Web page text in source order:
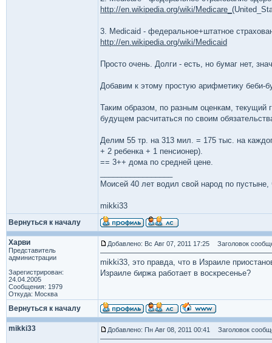
http://en.wikipedia.org/wiki/Medicare_
3. Medicaid - федеральное+штатное
http://en.wikipedia.org/wiki/Medicaid
Просто очень. Долги - есть, но бумаг нет,
Добавим к этому простую арифметику
Таким образом, по разным оценкам, текущий
будущем расчитаться по своим
Делим 55 тр. на 313 мил. = 175 тыс. на
+ 2 ребенка + 1 пенсионер).
== 3++ дома по средней цене.
Моисей 40 лет водил свой народ по
mikki33
Вернуться к началу
Харви
Представитель
администрации
Зарегистрирован:
24.04.2005
Сообщения: 1979
Откуда: Москва
Добавлено: Вс Авг 07, 2011 17:25 Заголовок
mikki33, это правда, что в Израиле
Израиле биржа работает в воскресенье?
Вернуться к началу
mikki33 Добавлено: Пн Авг 08, 2011 00:41 Заголовок